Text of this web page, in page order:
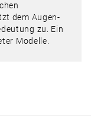
dem Augen-
zu. Ein
Modelle.